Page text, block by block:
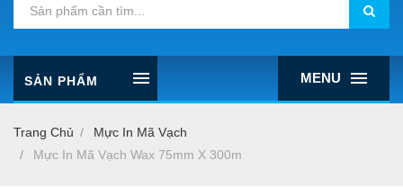
MENU
SẢN PHẨM
Trang Chủ
Mực In Mã Vạch
Mực In Mã Vạch Wax 75mm X 300m